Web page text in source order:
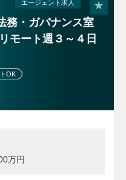
進、労務関連課題への対応
備
マネジメント
化
エージェント求人
務・ガバナンス室
モート週３～４日
OK
万円